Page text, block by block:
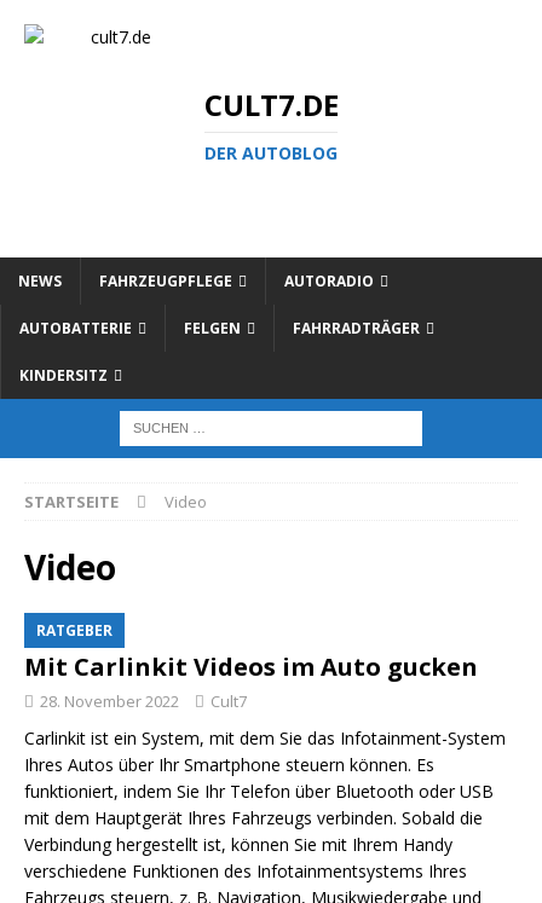
CULT7.DE
DER AUTOBLOG
NEWS FAHRZEUGPFLEGE AUTORADIO
AUTOBATTERIE FELGEN FAHRRADTRÄGER
KINDERSITZ
STARTSEITE Video
Video
RATGEBER
Mit Carlinkit Videos im Auto gucken
28. November 2022 Cult7
Carlinkit ist ein System, mit dem Sie das Infotainment-System
Ihres Autos über Ihr Smartphone steuern können. Es
funktioniert, indem Sie Ihr Telefon über Bluetooth oder USB
mit dem Hauptgerät Ihres Fahrzeugs verbinden. Sobald die
Verbindung hergestellt ist, können Sie mit Ihrem Handy
verschiedene Funktionen des Infotainmentsystems Ihres
Fahrzeugs steuern, z. B. Navigation, Musikwiedergabe und